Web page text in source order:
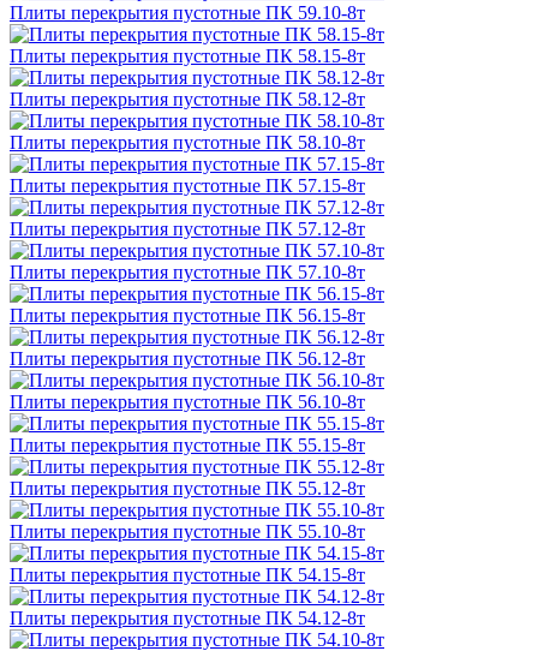
Плиты перекрытия пустотные ПК 59.10-8т
Плиты перекрытия пустотные ПК 58.15-8т
Плиты перекрытия пустотные ПК 58.12-8т
Плиты перекрытия пустотные ПК 58.10-8т
Плиты перекрытия пустотные ПК 57.15-8т
Плиты перекрытия пустотные ПК 57.12-8т
Плиты перекрытия пустотные ПК 57.10-8т
Плиты перекрытия пустотные ПК 56.15-8т
Плиты перекрытия пустотные ПК 56.12-8т
Плиты перекрытия пустотные ПК 56.10-8т
Плиты перекрытия пустотные ПК 55.15-8т
Плиты перекрытия пустотные ПК 55.12-8т
Плиты перекрытия пустотные ПК 55.10-8т
Плиты перекрытия пустотные ПК 54.15-8т
Плиты перекрытия пустотные ПК 54.12-8т